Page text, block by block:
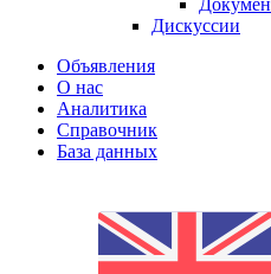
Дискуссии
Объявления
О нас
Аналитика
Справочник
База данных